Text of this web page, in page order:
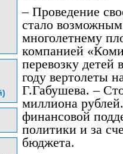
– Проведение
стало возможным
многолетнему
компанией
перевозку детей
году вертолеты
Г.Габушева. –
миллиона
финансовой
политики и за
бюджета.